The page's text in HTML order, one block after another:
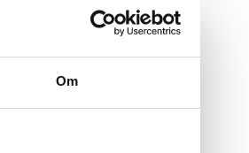
Om
i